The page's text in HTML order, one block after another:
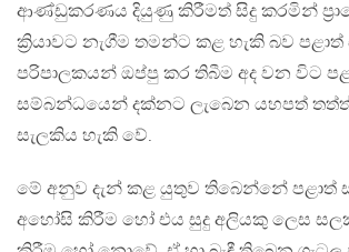
ආණ්ඩුකරණය දියුණු කිරීමත් සිදු කරමින්
ක්‍රියාවට නැගීම තමන්ට කළ හැකි බව පළාත්
පරිපාලකයන් ඔප්පු කර තිබීම අද වන විට
සම්බන්ධයෙන් දක්නට ලැබෙන යහපත්
සැලකිය හැකි වේ.
මේ අනුව දැන් කළ යුතුව තිබෙන්නේ පළාත්
අහෝසි කිරීම හෝ එය සුදු අලියකු ලෙස